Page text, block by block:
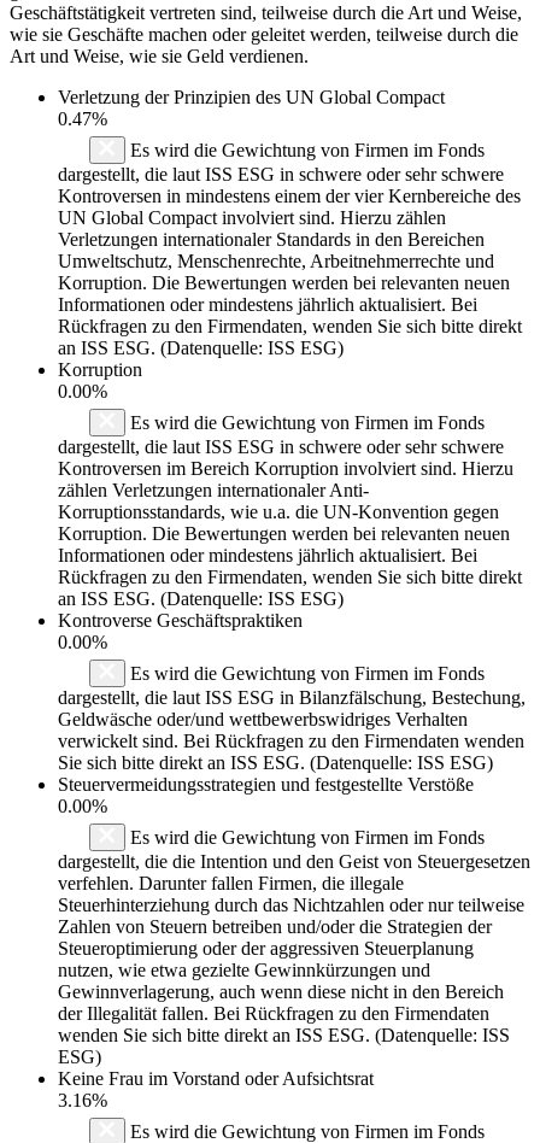
Geschäftstätigkeit vertreten sind, teilweise durch die Art und Weise,
wie sie Geschäfte machen oder geleitet werden, teilweise durch die
Art und Weise, wie sie Geld verdienen.
Verletzung der Prinzipien des UN Global Compact
0.47%
Es wird die Gewichtung von Firmen im Fonds
dargestellt, die laut ISS ESG in schwere oder sehr schwere
Kontroversen in mindestens einem der vier Kernbereiche des
UN Global Compact involviert sind. Hierzu zählen
Verletzungen internationaler Standards in den Bereichen
Umweltschutz, Menschenrechte, Arbeitnehmerrechte und
Korruption. Die Bewertungen werden bei relevanten neuen
Informationen oder mindestens jährlich aktualisiert. Bei
Rückfragen zu den Firmendaten, wenden Sie sich bitte direkt
an ISS ESG. (Datenquelle: ISS ESG)
Korruption
0.00%
Es wird die Gewichtung von Firmen im Fonds
dargestellt, die laut ISS ESG in schwere oder sehr schwere
Kontroversen im Bereich Korruption involviert sind. Hierzu
zählen Verletzungen internationaler Anti-
Korruptionsstandards, wie u.a. die UN-Konvention gegen
Korruption. Die Bewertungen werden bei relevanten neuen
Informationen oder mindestens jährlich aktualisiert. Bei
Rückfragen zu den Firmendaten, wenden Sie sich bitte direkt
an ISS ESG. (Datenquelle: ISS ESG)
Kontroverse Geschäftspraktiken
0.00%
Es wird die Gewichtung von Firmen im Fonds
dargestellt, die laut ISS ESG in Bilanzfälschung, Bestechung,
Geldwäsche oder/und wettbewerbswidriges Verhalten
verwickelt sind. Bei Rückfragen zu den Firmendaten wenden
Sie sich bitte direkt an ISS ESG. (Datenquelle: ISS ESG)
Steuervermeidungsstrategien und festgestellte Verstöße
0.00%
Es wird die Gewichtung von Firmen im Fonds
dargestellt, die die Intention und den Geist von Steuergesetzen
verfehlen. Darunter fallen Firmen, die illegale
Steuerhinterziehung durch das Nichtzahlen oder nur teilweise
Zahlen von Steuern betreiben und/oder die Strategien der
Steueroptimierung oder der aggressiven Steuerplanung
nutzen, wie etwa gezielte Gewinnkürzungen und
Gewinnverlagerung, auch wenn diese nicht in den Bereich
der Illegalität fallen. Bei Rückfragen zu den Firmendaten
wenden Sie sich bitte direkt an ISS ESG. (Datenquelle: ISS
ESG)
Keine Frau im Vorstand oder Aufsichtsrat
3.16%
Es wird die Gewichtung von Firmen im Fonds